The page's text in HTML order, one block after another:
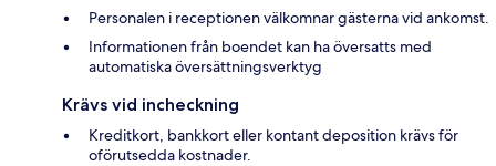
Personalen i receptionen välkomnar gästerna vid ankomst.
Informationen från boendet kan ha översatts med
automatiska översättningsverktyg
Krävs vid incheckning
Kreditkort, bankkort eller kontant deposition krävs för
oförutsedda kostnader.